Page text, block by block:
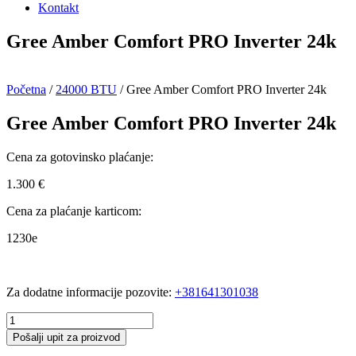
Kontakt
Gree Amber Comfort PRO Inverter 24k
Početna / 24000 BTU / Gree Amber Comfort PRO Inverter 24k
Gree Amber Comfort PRO Inverter 24k
Cena za gotovinsko plaćanje:
1.300 €
Cena za plaćanje karticom:
1230e
Za dodatne informacije pozovite: +381641301038
Gree
Amber
Comfort
Pošalji upit za proizvod